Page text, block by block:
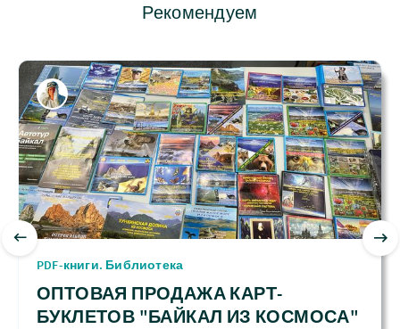
Рекомендуем
PDF-книги. Библиотека
ОПТОВАЯ ПРОДАЖА КАРТ-
БУКЛЕТОВ "БАЙКАЛ ИЗ КОСМОСА"